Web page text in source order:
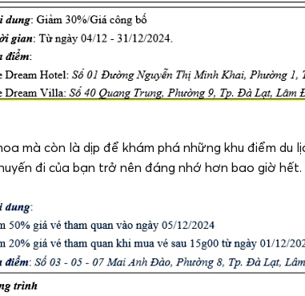
mà còn là dịp để khám phá những khu điểm du
đi của bạn trở nên đáng nhớ hơn bao giờ hết.